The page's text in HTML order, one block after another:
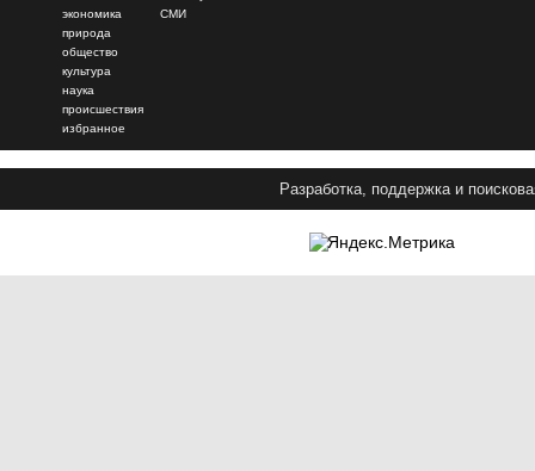
экономика
природа
общество
культура
наука
происшествия
избранное
СМИ
Разработка, поддержка и